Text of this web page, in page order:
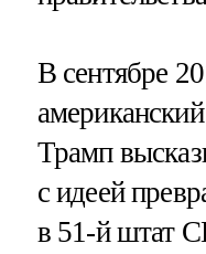
В сентябре
Трамп
с идеей
в 51-й штат